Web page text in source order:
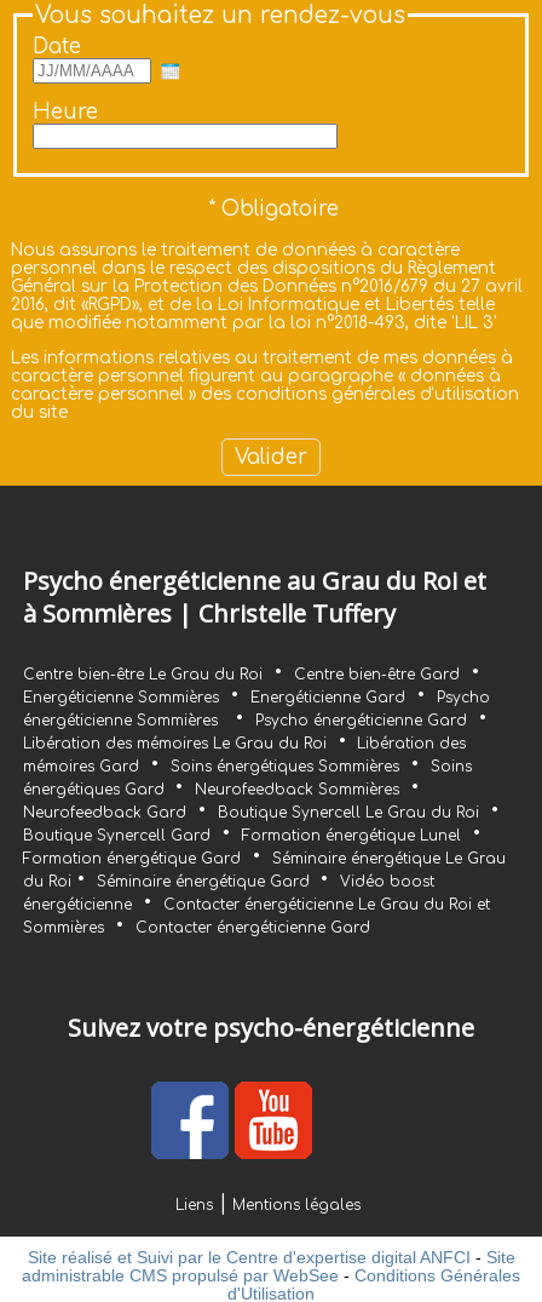
Vous souhaitez un rendez-vous
Date
Heure
Nous assurons le traitement de données à caractère
personnel dans le respect des dispositions du Règlement
Général sur la Protection des Données n°2016/679 du 27 avril
2016, dit «RGPD», et de la Loi Informatique et Libertés telle
que modifiée notamment par la loi n°2018-493, dite 'LIL 3'
Les informations relatives au traitement de mes données à
caractère personnel figurent au paragraphe « données à
caractère personnel » des conditions générales d'utilisation
du site
Psycho énergéticienne au Grau du Roi et
à Sommières | Christelle Tuffery
Centre bien-être Le Grau du Roi• Centre bien-être Gard •
Energéticienne Sommières• Energéticienne Gard •
Psycho
énergéticienne Sommières• Psycho énergéticienne Gard •
Libération des mémoires Le Grau du Roi•
Libération des
mémoires Gard
• Soins énergétiques Sommières•
Soins
énergétiques Gard
• Neurofeedback Sommières•
Neurofeedback Gard • Boutique Synercell Le Grau du Roi•
Boutique Synercell Gard • Formation énergétique Lunel•
Formation énergétique Gard •
Séminaire énergétique Le Grau
du Roi• Séminaire énergétique Gard •
Vidéo boost
énergéticienne•
Contacter énergéticienne Le Grau du Roi et
Sommières• Contacter énergéticienne Gard
Suivez votre psycho-énergéticienne
Liens Mentions légales
Site réalisé et Suivi par le Centre d'expertise digital ANFCI - Site
administrable CMS propulsé par WebSee - Conditions Générales
d'Utilisation